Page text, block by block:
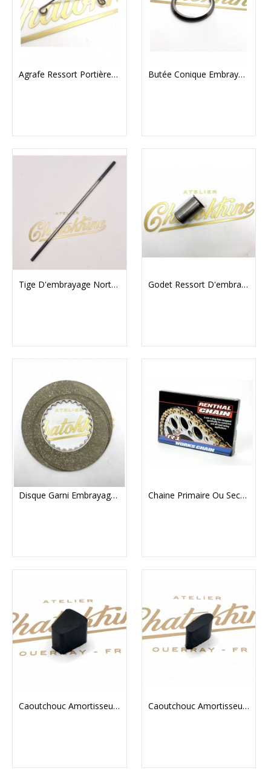
Agrafe Ressort Portière D'embrayage Velocette Butée Conique Embrayage Velocette
Tige D'embrayage Norton Commando Godet Ressort D'embrayage Triumph
Disque Garni Embrayage Surlex Pour Norton Commando Chaine Primaire Ou Secondaire Renthal 428 (118 Maillons)
Caoutchouc Amortisseur De Couple Embrayage Triumph Pré Unit Caoutchouc Amortisseur De Couple Embrayage Triumph Pré Unit